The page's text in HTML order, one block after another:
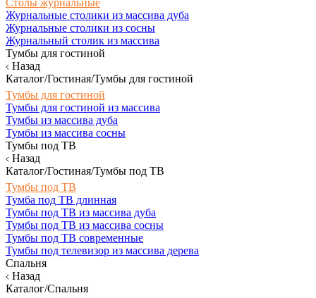
Столы журнальные
Журнальные столики из массива дуба
Журнальные столики из сосны
Журнальный столик из массива
Тумбы для гостиной
Назад
Каталог/Гостиная/Тумбы для гостиной
Тумбы для гостиной
Тумбы для гостиной из массива
Тумбы из массива дуба
Тумбы из массива сосны
Тумбы под ТВ
Назад
Каталог/Гостиная/Тумбы под ТВ
Тумбы под ТВ
Тумба под ТВ длинная
Тумбы под ТВ из массива дуба
Тумбы под ТВ из массива сосны
Тумбы под ТВ современные
Тумбы под телевизор из массива дерева
Спальня
Назад
Каталог/Спальня